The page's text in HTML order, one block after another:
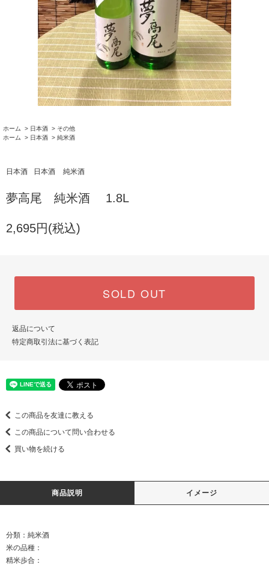
ホーム > 日本酒 > その他
ホーム
> 日本酒 > 純米酒
日本酒 日本酒 純米酒
夢高尾 純米酒 1.8L
2,695円(税込)
SOLD OUT
返品について
特定商取引法に基づく表記
この商品を友達に教える
この商品について問い合わせる
買い物を続ける
商品説明 イメージ
分類：純米酒
米の品種：
精米歩合：